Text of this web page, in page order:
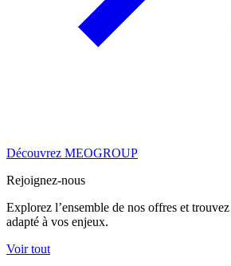
Découvrez MEOGROUP
Rejoignez-nous
Explorez l’ensemble de nos offres et
adapté à vos enjeux.
Voir tout